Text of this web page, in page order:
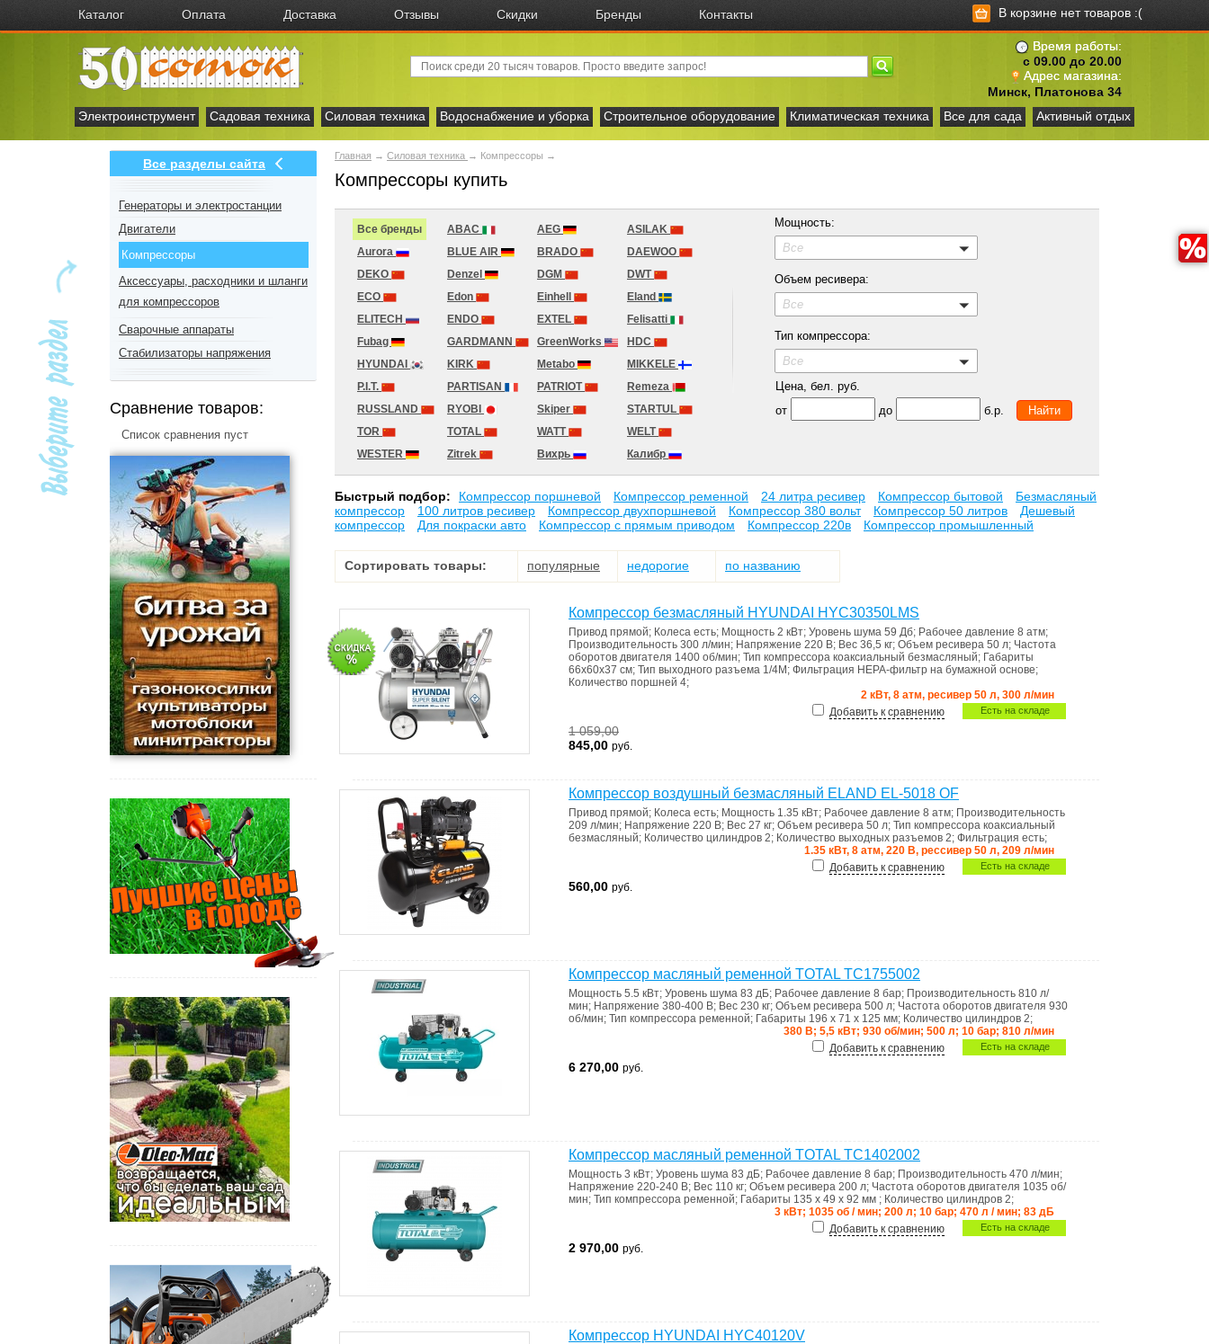
Каталог Оплата Доставка Отзывы Скидки Бренды Контакты В корзине нет товаров :(
Время работы:
с 09.00 до 20.00
Адрес магазина:
Минск, Платонова 34
Электроинструмент
Садовая техника Силовая техника Водоснабжение и уборка Строительное оборудование Климатическая техника Все для сада Активный отдых
Все разделы сайта
Генераторы и электростанции
Двигатели
Компрессоры
Аксесcуары, расходники и шланги
для компрессоров
Сварочные аппараты
Стабилизаторы напряжения
Сравнение товаров:
Список сравнения пуст
Главная → Силовая техника → Компрессоры →
Компрессоры купить
Все бренды ABAC AEG
ASILAK
Aurora
BLUE AIR BRADO
DAEWOO
DEKO
Denzel DGM
DWT
ECO
Edon Einhell
Eland
ELITECH
ENDO EXTEL
Felisatti
Fubag
GARDMANN GreenWorks
HDC
HYUNDAI
KIRK Metabo
MIKKELE
P.I.T.
PARTISAN PATRIOT
Remeza
RUSSLAND
RYOBI Skiper
STARTUL
TOR
TOTAL WATT
WELT
WESTER
Zitrek Вихрь Калибр
Мощность:
Все
Объем ресивера:
Все
Тип компрессора:
Все
Цена, бел. руб.
от
до б.р.
Быстрый подбор: Компрессор поршневой Компрессор ременной 24 литра ресивер Компрессор бытовой
Безмасляный
компрессор
100 литров ресивер Компрессор двухпоршневой Компрессор 380 вольт Компрессор 50 литров
Дешевый
компрессор
Для покраски авто Компрессор с прямым приводом Компрессор 220в Компрессор промышленный
Сортировать товары: популярные недорогие по названию
Компрессор безмасляный HYUNDAI HYC30350LMS
Привод прямой; Колеса есть; Мощность 2 кВт; Уровень шума 59 Дб; Рабочее давление 8 атм;
Производительность 300 л/мин; Напряжение 220 В; Вес 36,5 кг; Объем ресивера 50 л; Частота
оборотов двигателя 1400 об/мин; Тип компрессора коаксиальный безмасляный; Габариты
66х60х37 см; Тип выходного разъема 1/4М ; Фильтрация HEPA-фильтр на бумажной основе;
Количество поршней 4;
2 кВт, 8 атм, ресивер 50 л, 300 л/мин
Есть на складе
Добавить к сравнению
1 059,00
845,00 руб.
Компрессор воздушный безмасляный ELAND EL-5018 OF
Привод прямой; Колеса есть; Мощность 1.35 кВт; Рабочее давление 8 атм; Производительность
209 л/мин; Напряжение 220 В; Вес 27 кг; Объем ресивера 50 л; Тип компрессора коаксиальный
безмасляный; Количество цилиндров 2; Количество выходных разъемов 2; Фильтрация есть;
1.35 кВт, 8 атм, 220 В, рессивер 50 л, 209 л/мин
Есть на складе
Добавить к сравнению
560,00 руб.
Компрессор масляный ременной TOTAL TC1755002
Мощность 5.5 кВт; Уровень шума 83 дБ; Рабочее давление 8 бар; Производительность 810 л/
мин; Напряжение 380-400 В; Вес 230 кг; Объем ресивера 500 л; Частота оборотов двигателя 930
об/мин; Тип компрессора ременной; Габариты 196 x 71 x 125 мм; Количество цилиндров 2;
380 В; 5,5 кВт; 930 об/мин; 500 л; 10 бар; 810 л/мин
Есть на складе
Добавить к сравнению
6 270,00 руб.
Компрессор масляный ременной TOTAL TC1402002
Мощность 3 кВт; Уровень шума 83 дБ; Рабочее давление 8 бар; Производительность 470 л/мин;
Напряжение 220-240 В; Вес 110 кг; Объем ресивера 200 л; Частота оборотов двигателя 1035 об/
мин; Тип компрессора ременной; Габариты 135 x 49 x 92 мм ; Количество цилиндров 2;
3 кВт; 1035 об / мин; 200 л; 10 бар; 470 л / мин; 83 дБ
Есть на складе
Добавить к сравнению
2 970,00 руб.
Компрессор HYUNDAI HYC40120V